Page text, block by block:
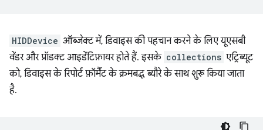
HIDDevice ऑब्जेक्ट में, डिवाइस की पहचान करने के लिए यूएसबी
वेंडर और प्रॉडक्ट आइडेंटिफ़ायर होते हैं. इसके collections एट्रिब्यूट
को, डिवाइस के रिपोर्ट फ़ॉर्मैट के क्रमबद्ध ब्यौरे के साथ शुरू किया जाता
है.